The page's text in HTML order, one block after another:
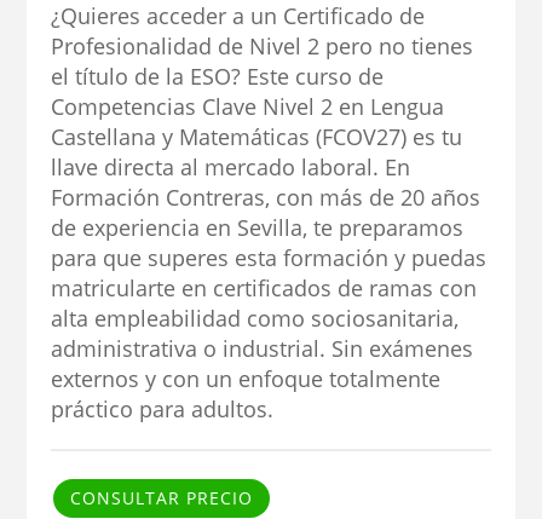
¿Quieres acceder a un Certificado de
Profesionalidad de Nivel 2 pero no tienes
el título de la ESO? Este curso de
Competencias Clave Nivel 2 en Lengua
Castellana y Matemáticas (FCOV27) es tu
llave directa al mercado laboral. En
Formación Contreras, con más de 20 años
de experiencia en Sevilla, te preparamos
para que superes esta formación y puedas
matricularte en certificados de ramas con
alta empleabilidad como sociosanitaria,
administrativa o industrial. Sin exámenes
externos y con un enfoque totalmente
práctico para adultos.
CONSULTAR PRECIO